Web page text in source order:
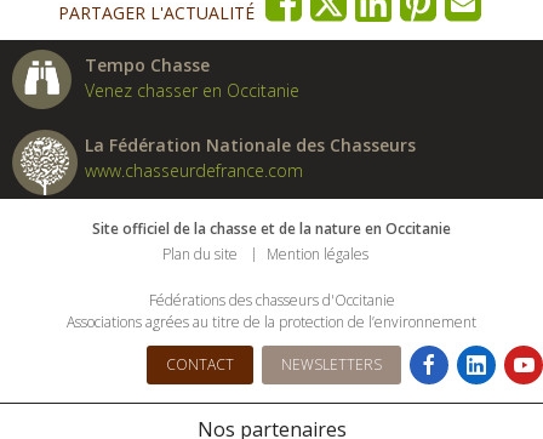
PARTAGER L'ACTUALITÉ
Tempo Chasse
Venez chasser en Occitanie
La Fédération Nationale des Chasseurs
www.chasseurdefrance.com
Site officiel de la chasse et de la nature en Occitanie
Plan du site
Mention légales
Fédérations des chasseurs d'Occitanie
Associations agrées au titre de la protection de l’environnement
CONTACT NEWSLETTERS
Nos partenaires